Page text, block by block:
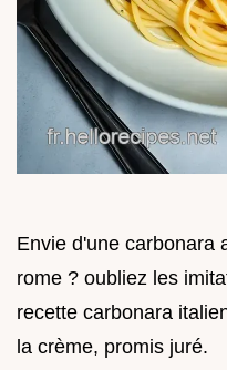
Envie d'une carbonara
rome ? oubliez les
recette carbonara
la crème, promis juré.